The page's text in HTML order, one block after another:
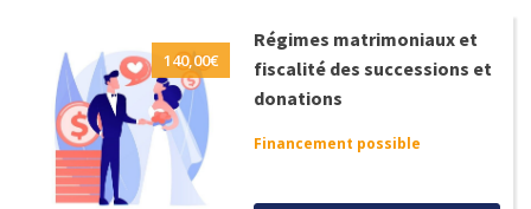
140,00€
Régimes matrimoniaux et
fiscalité des successions et
donations
Financement possible